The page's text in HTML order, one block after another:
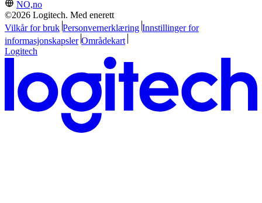
NO,no
©2026 Logitech. Med enerett
Vilkår for bruk Personvernerklæring Innstillinger for
informasjonskapsler Områdekart
Logitech